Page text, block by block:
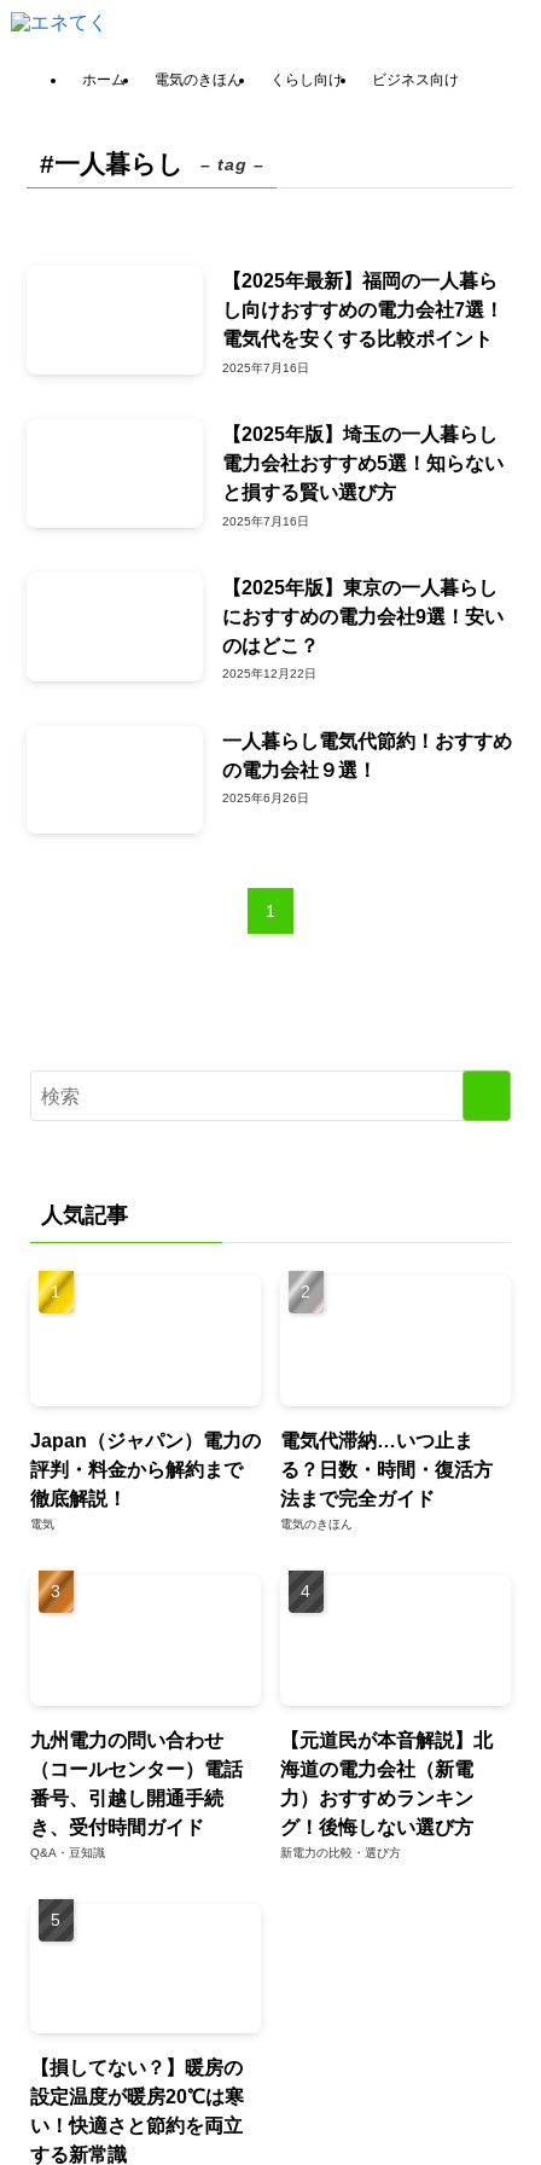
ホーム 電気のきほん くらし向け ビジネス向け
#一人暮らし – tag –
【2025年最新】福岡の一人暮ら
し向けおすすめの電力会社7選！
電気代を安くする比較ポイント
2025年7月16日
【2025年版】埼玉の一人暮らし
電力会社おすすめ5選！知らない
と損する賢い選び方
2025年7月16日
【2025年版】東京の一人暮らし
におすすめの電力会社9選！安い
のはどこ？
2025年12月22日
一人暮らし電気代節約！おすすめ
の電力会社９選！
2025年6月26日
1
人気記事
Japan（ジャパン）電力の
評判・料金から解約まで
徹底解説！
電気
電気代滞納…いつ止ま
る？日数・時間・復活方
法まで完全ガイド
電気のきほん
九州電力の問い合わせ
（コールセンター）電話
番号、引越し開通手続
き、受付時間ガイド
Q&A・豆知識
【元道民が本音解説】北
海道の電力会社（新電
力）おすすめランキン
グ！後悔しない選び方
新電力の比較・選び方
【損してない？】暖房の
設定温度が暖房20℃は寒
い！快適さと節約を両立
する新常識